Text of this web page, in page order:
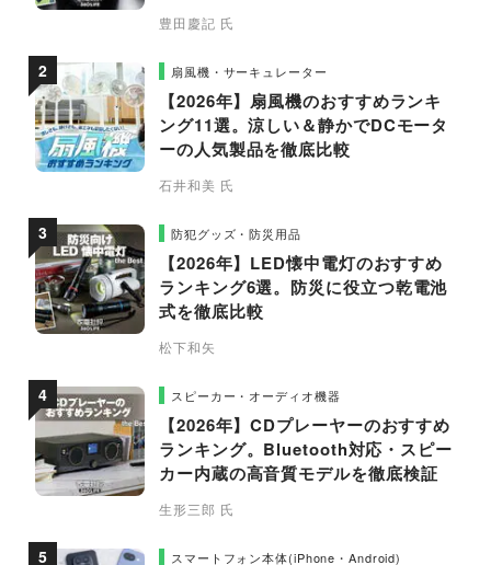
豊田慶記 氏
扇風機・サーキュレーター
【2026年】扇風機のおすすめランキ
ング11選。涼しい＆静かでDCモータ
ーの人気製品を徹底比較
石井和美 氏
防犯グッズ・防災用品
【2026年】LED懐中電灯のおすすめ
ランキング6選。防災に役立つ乾電池
式を徹底比較
松下和矢
スピーカー・オーディオ機器
【2026年】CDプレーヤーのおすすめ
ランキング。Bluetooth対応・スピー
カー内蔵の高音質モデルを徹底検証
生形三郎 氏
スマートフォン本体(iPhone・Android)